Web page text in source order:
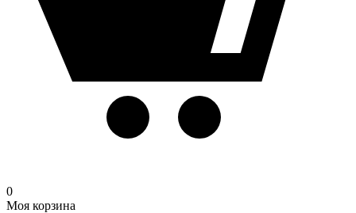
0
Моя корзина